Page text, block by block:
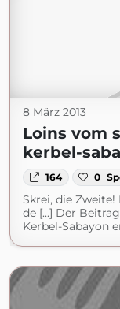
8 März 2013
Loins vom
kerbel-
164 0
Skrei, die
de [...] Der
Kerbel-Sabayon